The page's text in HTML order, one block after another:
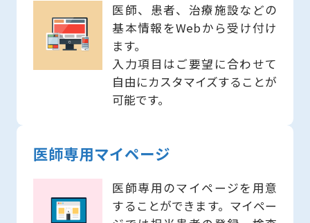
医師、患者、治療施設などの
基本情報をWebから受け付け
ます。
入力項目はご要望に合わせて
自由にカスタマイズすることが
可能です。
医師専用マイページ
医師専用のマイページを用意
することができます。マイペー